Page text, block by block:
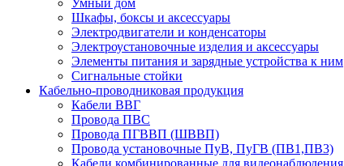
Умный дом
Шкафы, боксы и аксессуары
Электродвигатели и конденсаторы
Электроустановочные изделия и аксессуары
Элементы питания и зарядные устройства к ним
Сигнальные стойки
Кабельно-проводниковая продукция
Кабели ВВГ
Провода ПВС
Провода ПГВВП (ШВВП)
Провода установочные ПуВ, ПуГВ (ПВ1,ПВ3)
Кабели комбинированные для видеонаблюдения